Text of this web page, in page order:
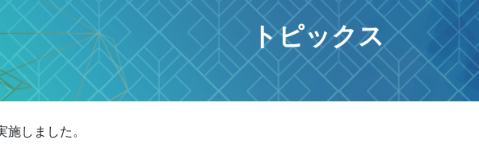
トピックス
しました。